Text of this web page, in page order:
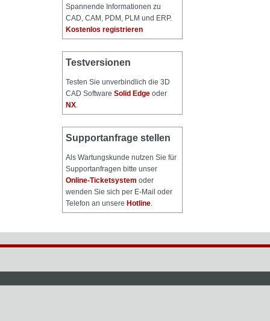
Spannende Informationen zu
CAD, CAM, PDM, PLM und ERP.
Kostenlos registrieren
Testversionen
Testen Sie unverbindlich die 3D
CAD SoftwareSolid Edge oder
NX
Supportanfrage stellen
Als Wartungskunde nutzen Sie für
Supportanfragen bitte unser
Online-Ticketsystem oder
wenden Sie sich per E-Mail oder
Telefon an unsereHotline